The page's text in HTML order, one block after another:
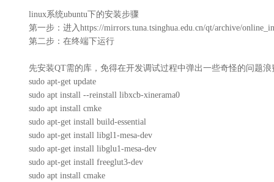
linux系统ubuntu下的安装步骤
第一步：进入https://mirrors.tuna.tsinghua.edu.cn/qt/archive/
第二步：在终端下运行
先安装QT需的库，免得在开发调试过程中弹出一些奇怪的问题
sudo apt-get update
sudo apt install --reinstall libxcb-xinerama0
sudo apt install cmke
sudo apt-get install build-essential
sudo apt-get install libgl1-mesa-dev
sudo apt-get install libglu1-mesa-dev
sudo apt-get install freeglut3-dev
sudo apt install cmake